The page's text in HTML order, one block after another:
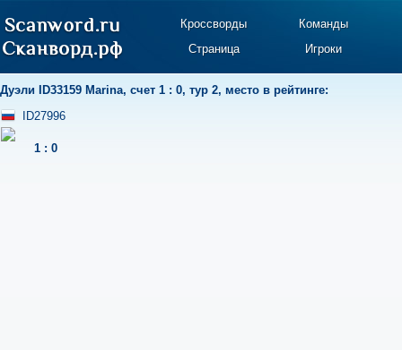
Кроссворды
Команды
Страница
Игроки
Дуэли ID33159 Marina, счет 1 : 0, тур 2, место в рейтинге:
ID27996
1 : 0